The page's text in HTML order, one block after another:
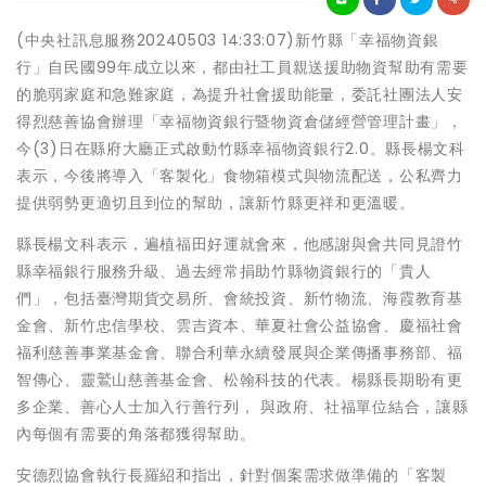
(中央社訊息服務20240503 14:33:07)新竹縣「幸福物資銀
行」自民國99年成立以來，都由社工員親送援助物資幫助有需要
的脆弱家庭和急難家庭，為提升社會援助能量，委託社團法人安
得烈慈善協會辦理「幸福物資銀行暨物資倉儲經營管理計畫」，
今(3)日在縣府大廳正式啟動竹縣幸福物資銀行2.0。縣長楊文科
表示，今後將導入「客製化」食物箱模式與物流配送，公私齊力
提供弱勢更適切且到位的幫助，讓新竹縣更祥和更溫暖。
縣長楊文科表示，遍植福田好運就會來，他感謝與會共同見證竹
縣幸福銀行服務升級、過去經常捐助竹縣物資銀行的「貴人
們」，包括臺灣期貨交易所、會統投資、新竹物流、海霞教育基
金會、新竹忠信學校、雲吉資本、華夏社會公益協會、慶福社會
福利慈善事業基金會、聯合利華永續發展與企業傳播事務部、福
智傳心、靈鷲山慈善基金會、松翰科技的代表。楊縣長期盼有更
多企業、善心人士加入行善行列， 與政府、社福單位結合，讓縣
內每個有需要的角落都獲得幫助。
安德烈協會執行長羅紹和指出，針對個案需求做準備的「客製